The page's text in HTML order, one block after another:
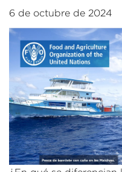
6 de octubre de 2024